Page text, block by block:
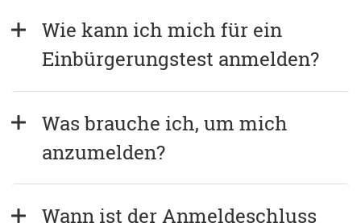
Wie kann ich mich für ein
Einbürgerungstest anmelden?
Was brauche ich, um mich
anzumelden?
Wann ist der Anmeldeschluss